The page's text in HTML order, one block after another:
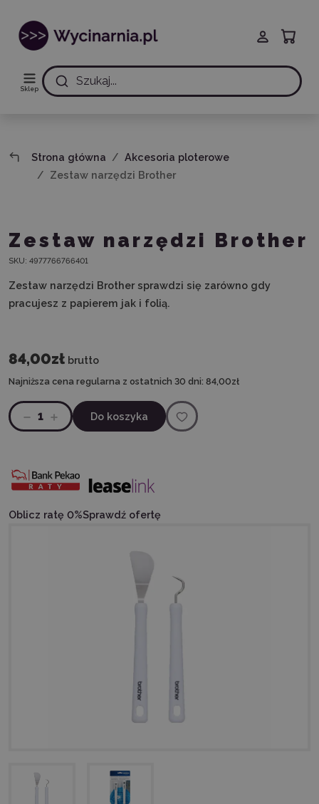
Sklep
Szukaj...
Strona główna
Akcesoria ploterowe
Zestaw narzędzi Brother
Zestaw narzędzi Brother
SKU: 4977766766401
Zestaw narzędzi Brother sprawdzi się zarówno gdy
pracujesz z papierem jak i folią.
84,00zł brutto
Najniższa cena regularna z ostatnich 30 dni: 84,00zł
1 Do koszyka
Oblicz ratę 0%Sprawdź ofertę